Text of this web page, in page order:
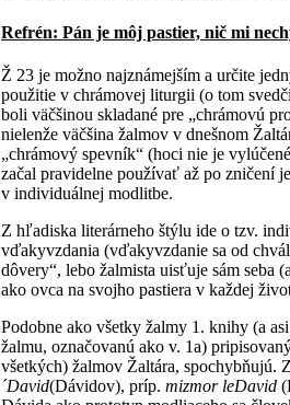
Refrén: Pán je môj pastier, nič mi
Ž 23 je možno najznámejším a určite
použitie v chrámovej liturgii (o tom
boli väčšinou skladané pre „chrámovú
nielenže väčšina žalmov v dnešnom
„chrámový spevník“ (hoci nie je
začal pravidelne používať až po zničení
v individuálnej modlitbe.
Z hľadiska literárneho štýlu ide o tzv.
vďakyvzdania (vďakyvzdanie sa od
dôvery“, lebo žalmista uisťuje sám seba
ako ovca na svojho pastiera v každej
Podobne ako všetky žalmy 1. knihy (a
žalmu, označovanú ako v. 1a)
všetkých) žalmov Žaltára, spochybňujú.
´David(Dávidov), príp. mizmorleDavid